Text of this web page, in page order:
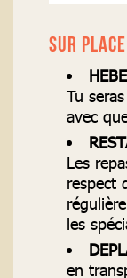
SUR
Tu
avec
Les
respect
les
en